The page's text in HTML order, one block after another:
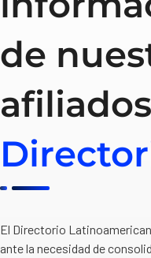
de
El Directorio
ante la necesidad de